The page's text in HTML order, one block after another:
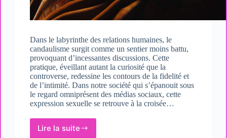
Dans le labyrinthe des relations humaines, le
candaulisme surgit comme un sentier moins battu,
provoquant d’incessantes discussions. Cette
pratique, éveillant autant la curiosité que la
controverse, redessine les contours de la fidelité et
de l’intimité. Dans notre société qui s’épanouit sous
le regard omniprésent des médias sociaux, cette
expression sexuelle se retrouve à la croisée…
Lire la suite
Les